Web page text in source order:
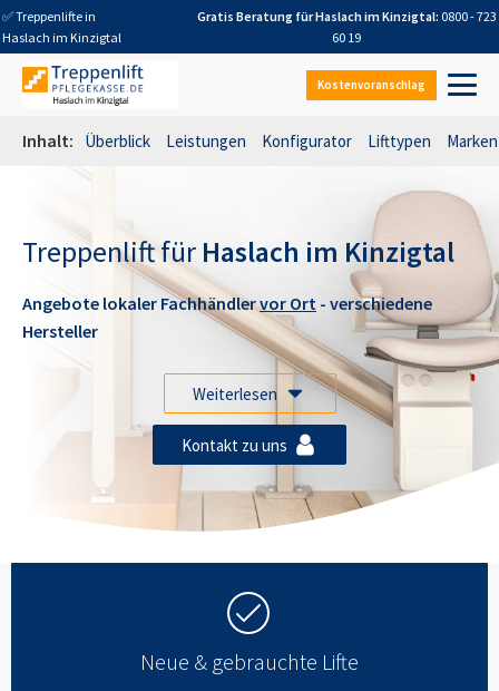
✅ Treppenlifte in
Haslach im Kinzigtal
Gratis Beratung fürHaslach im Kinzigtal: 0800 - 723
60 19
Kostenvoranschlag
Inhalt: Überblick Leistungen Konfigurator Lifttypen Marken
Treppenlift für Haslach im Kinzigtal
Angebote lokaler Fachhändlervor Ort - verschiedene
Hersteller
Weiterlesen
Kontakt zu uns
Neue & gebrauchte Lifte